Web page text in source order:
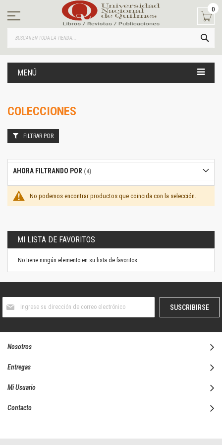
contenido
0
MENÚ
COLECCIONES
No podemos encontrar productos que coincida con la selección.
FILTRAR POR
AHORA FILTRANDO POR
MI LISTA DE FAVORITOS
No tiene ningún elemento en su lista de favoritos.
boletín
SUSCRIBIRSE
Nosotros
Entregas
Mi Usuario
Contacto